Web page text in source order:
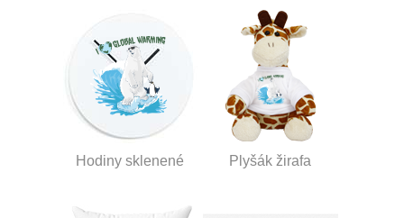
Hodiny sklenené Plyšák žirafa